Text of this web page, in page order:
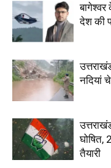
बागेश्वर
देश की
नदियां
घोषित,
तैयारी